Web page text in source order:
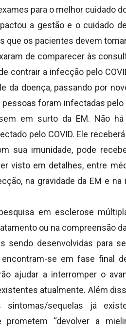
para o melhor cuidado
a gestão e o cuidado
que os pacientes devem
de comparecer às
contrair a infecção pelo
da doença, passando por
foram infectadas pelo
em surto da EM. Não
pelo COVID. Ele
sua imunidade, pode
visto em detalhes, entre
na gravidade da EM e
em esclerose
ou na compreensão
sendo desenvolvidas para
se em fase final
ajudar a interromper o
atualmente. Além
sequelas já
prometem “devolver a